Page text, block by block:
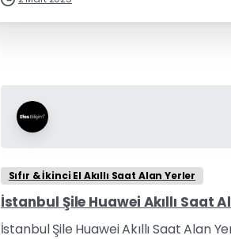
Sıfır & İkinci El Akıllı Saat Alan Yerler
İstanbul Şile Huawei Akıllı Saat
İstanbul Şile Huawei Akıllı Saat Alan